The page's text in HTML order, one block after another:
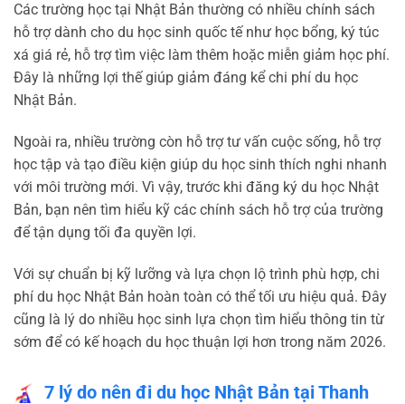
Các trường học tại Nhật Bản thường có nhiều chính sách
hỗ trợ dành cho du học sinh quốc tế như học bổng, ký túc
xá giá rẻ, hỗ trợ tìm việc làm thêm hoặc miễn giảm học phí.
Đây là những lợi thế giúp giảm đáng kể chi phí du học
Nhật Bản.
Ngoài ra, nhiều trường còn hỗ trợ tư vấn cuộc sống, hỗ trợ
học tập và tạo điều kiện giúp du học sinh thích nghi nhanh
với môi trường mới. Vì vậy, trước khi đăng ký du học Nhật
Bản, bạn nên tìm hiểu kỹ các chính sách hỗ trợ của trường
để tận dụng tối đa quyền lợi.
Với sự chuẩn bị kỹ lưỡng và lựa chọn lộ trình phù hợp, chi
phí du học Nhật Bản hoàn toàn có thể tối ưu hiệu quả. Đây
cũng là lý do nhiều học sinh lựa chọn tìm hiểu thông tin từ
sớm để có kế hoạch du học thuận lợi hơn trong năm 2026.
7 lý do nên đi du học Nhật Bản tại Thanh